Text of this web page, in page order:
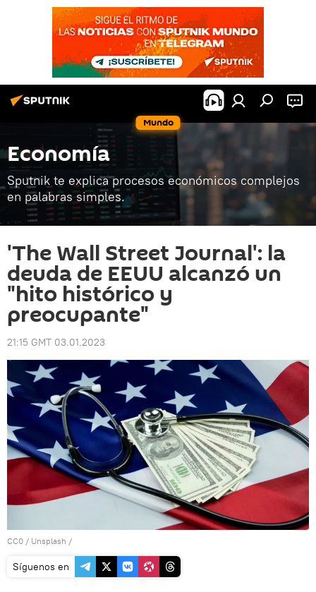
Mundo
Economía
Sputnik te explica procesos económicos complejos
en palabras simples.
'The Wall Street Journal': la
deuda de EEUU alcanzó un
"hito histórico y
preocupante"
21:15 GMT 03.01.2023
CC0 / Unsplash /
Síguenos en